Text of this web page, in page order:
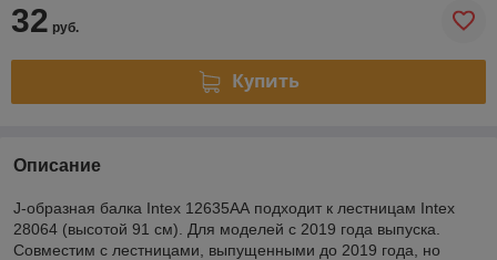
32 руб.
Купить
Описание
J-образная балка Intex 12635АА подходит к лестницам Intex
28064 (высотой 91 см). Для моделей с 2019 года выпуска.
Совместим с лестницами, выпущенными до 2019 года, но